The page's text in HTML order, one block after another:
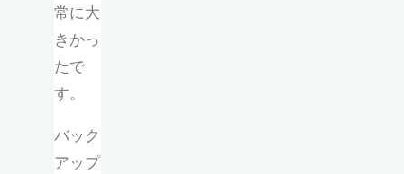
常に大
きかっ
たで
す。
バック
アップ